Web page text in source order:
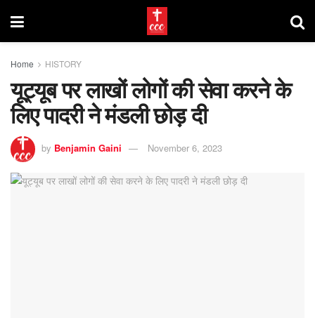
Home HISTORY
यूट्यूब पर लाखों लोगों की सेवा करने के
लिए पादरी ने मंडली छोड़ दी
by Benjamin Gaini November 6, 2023